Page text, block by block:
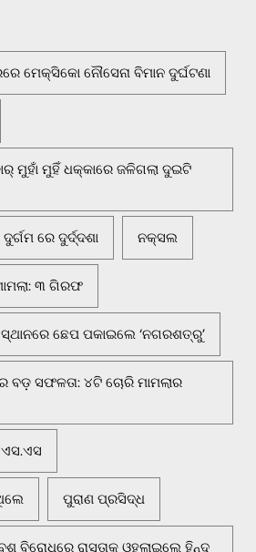
ମେକ୍ସିକୋ ନୌସେନା ବିମାନ ଦୁର୍ଘଟଣା
ମୁହାଁ ମୁହିଁ ଧକ୍କାରେ ଜଳିଗଲା ଦୁଇଟି
ଦୁର୍ଗମ ରେ ଦୁର୍ଦ୍ଦଶା ନକ୍ସଲ
୩ ଗିରଫ
ସ୍ଥାନରେ ଛେପ ପକାଇଲେ ‘ନଗରଶତ୍ରୁ’
ବଡ଼ ସଫଳତା: ୪ଟି ଚୋରି ମାମଲାର
ପୁରାଣ ପ୍ରସିଦ୍ଧ
ବିରୋଧରେ ରାସ୍ତାକୁ ଓହ୍ଲାଇଲେ ହିନ୍ଦୁ